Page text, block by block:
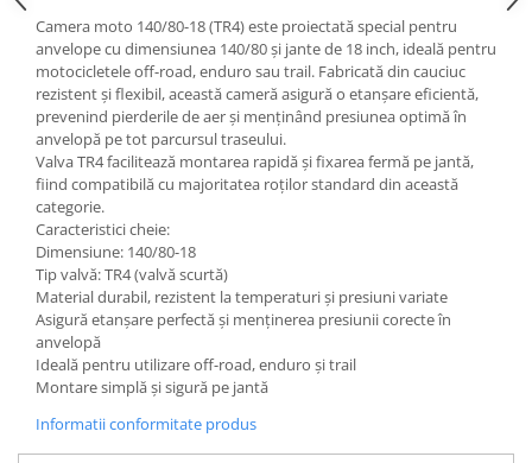
Anvelope ATV
Cauciucuri bicicleta
Anvelope și Camere Utilaje
https://www.doctortrotineta.ro/plata-
tbi?
forceOriginalForEdit=1&preview=00681
Camera moto 140/80-18 (TR4) este proiectată special pentru
anvelope cu dimensiunea 140/80 și jante de 18 inch, ideală pentru
motocicletele off-road, enduro sau trail. Fabricată din cauciuc
rezistent și flexibil, această cameră asigură o etanșare eficientă,
prevenind pierderile de aer și menținând presiunea optimă în
anvelopă pe tot parcursul traseului.
Valva TR4 facilitează montarea rapidă și fixarea fermă pe jantă,
fiind compatibilă cu majoritatea roților standard din această
categorie.
Caracteristici cheie:
Dimensiune: 140/80-18
Tip valvă: TR4 (valvă scurtă)
Material durabil, rezistent la temperaturi și presiuni variate
Asigură etanșare perfectă și menținerea presiunii corecte în
anvelopă
Ideală pentru utilizare off-road, enduro și trail
Montare simplă și sigură pe jantă
Informatii conformitate produs